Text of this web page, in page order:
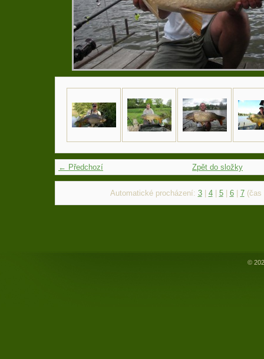
← Předchozí Zpět do složky
Automatické procházení: 3| 4| 5| 6| 7(čas
©